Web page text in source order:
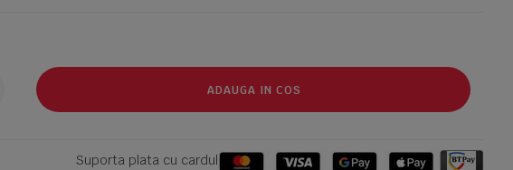
ADAUGA IN COS
Suporta plata cu cardul